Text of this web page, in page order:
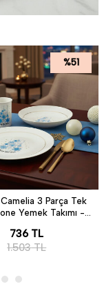
%51
Camelia 3 Parça Tek
Yemek Takımı -
736 TL
1.503TL